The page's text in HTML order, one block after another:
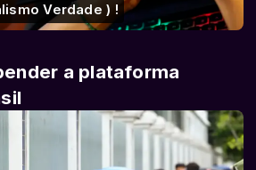
Verdade ) !
a plataforma